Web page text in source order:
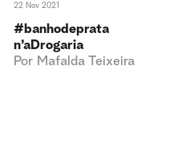
22 Nov 2021
#banhodeprata
n’aDrogaria
Por Mafalda Teixeira